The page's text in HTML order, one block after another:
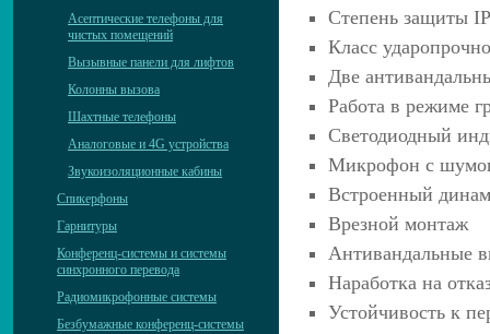
Асептические телефоны для
чистых помещений
Вызывные панели для лифтов
Колонны вызова
Шахтные телефоны
Аналоговые и 4G устройства
Звукоизоляционные кабины
Спикерфоны
Гарнитуры
Конференц-системы и системы
синхронного перевода
Радиомикрофонные системы
Безбумажные конференц-системы
Степень защиты
Класс
Две
Работа в режиме
Светодиодный
Микрофон с
Встроенный
Врезной монтаж
Антивандальные
Наработка на
Устойчивость к